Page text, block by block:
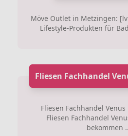
Möve Outlet in Metzingen:
Lifestyle-Produkten für
Fliesen Fachhandel
Fliesen Fachhandel
Fliesen Fachhandel
bekommen